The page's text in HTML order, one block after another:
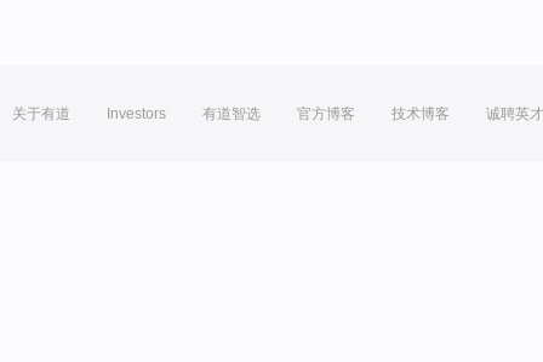
关于有道 Investors 有道智选 官方博客 技术博客 诚聘英才